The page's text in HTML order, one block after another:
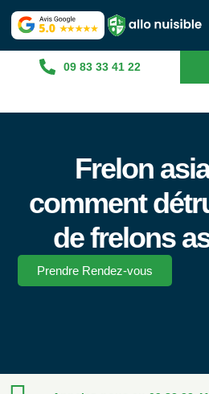
09 83 33 41 22
Frelon
comment
de frelons
Prendre Rendez-vous